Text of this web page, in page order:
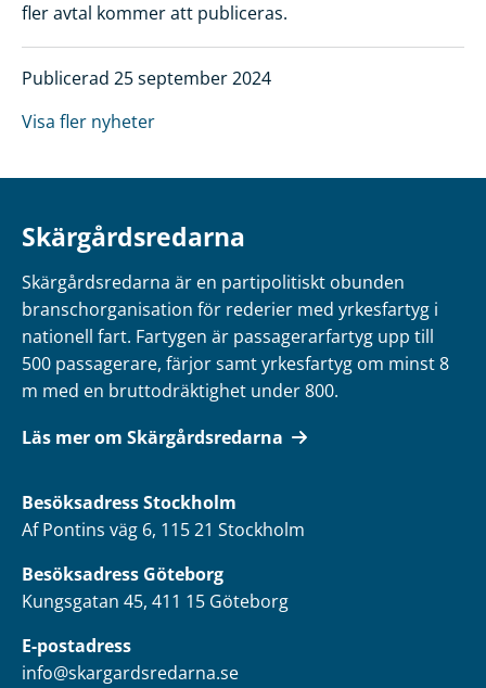
fler avtal kommer att publiceras.
Publicerad 25 september 2024
Visa fler nyheter
Skärgårdsredarna
Skärgårdsredarna är en partipolitiskt obunden
branschorganisation för rederier med yrkesfartyg i
nationell fart. Fartygen är passagerarfartyg upp till
500 passagerare, färjor samt yrkesfartyg om minst 8
m med en bruttodräktighet under 800.
Läs mer om Skärgårdsredarna
BesöksadressStockholm
Af Pontins väg 6, 115 21 Stockholm
Besöksadress Göteborg
Kungsgatan 45, 411 15 Göteborg
E-postadress
info@skargardsredarna.se